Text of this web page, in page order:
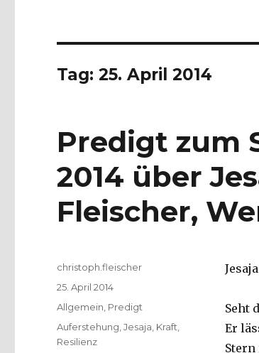
Tag:25. April 2014
Predigt zum
2014 über
Fleischer,
Seht
Er
Autor
christoph.fleischer
Veröffentlicht
am
25. April 2014
Kategorien
Allgemein Predigt
Schlagwörter
Auferstehung ,Jesaja Kraft
Resilienz